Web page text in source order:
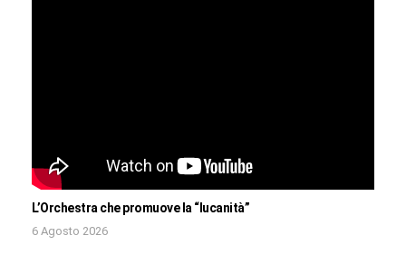
L’Orchestra che promuove la “lucanità”
6 Agosto 2026